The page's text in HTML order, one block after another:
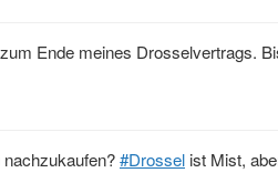
Ende meines Drosselvertrags.
#Drossel ist Mist,